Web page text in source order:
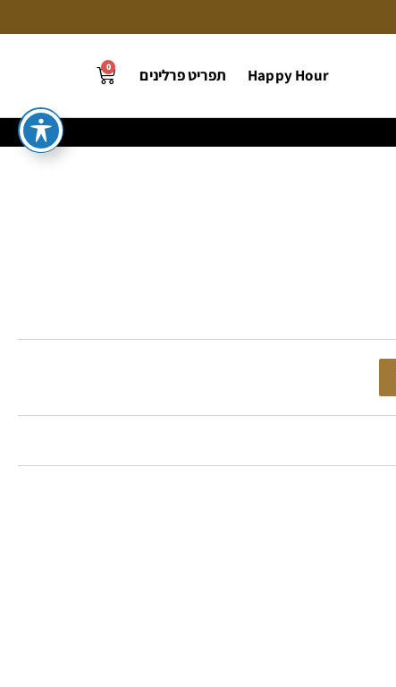
Happy Hour תפריט פרלינים 0